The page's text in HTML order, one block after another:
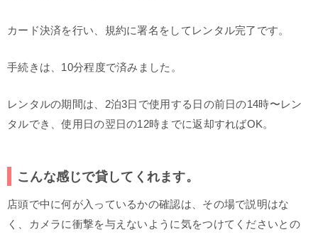
カード決済を行い、規約に署名をしてレンタル完了です。
手続きは、10分程度で済みました。
レンタルの期間は、2泊3日で使用する日の前日の14時〜レン
タルでき、使用日の翌日の12時までに返却すればOK。
こんな感じで貸してくれます。
店頭で中に何が入っているかの確認は、その場で説明はな
く、カメラに衝撃を与えないように気をつけてくださいとの